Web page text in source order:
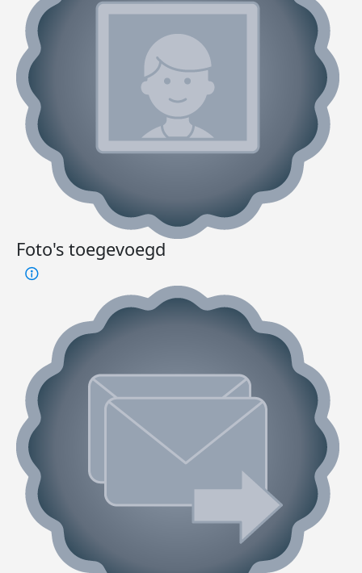
Foto's toegevoegd